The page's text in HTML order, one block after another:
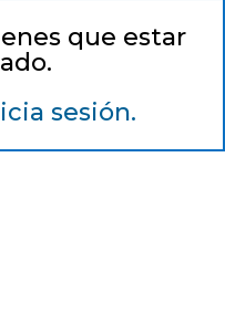
que estar
sesión.